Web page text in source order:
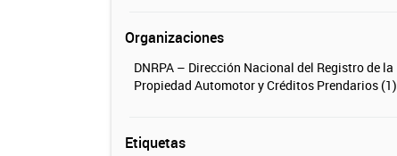
Organizaciones
DNRPA – Dirección Nacional del Registro de la
Propiedad Automotor y Créditos Prendarios (1)
Etiquetas